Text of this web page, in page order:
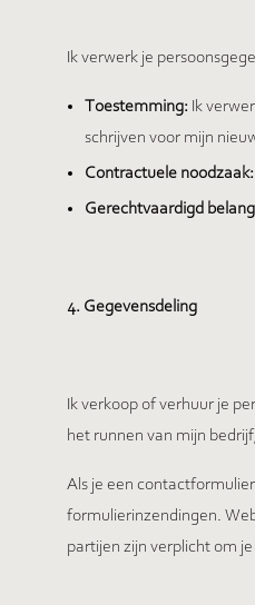
Ik verwerk je
Toestemming: Ik
schrijven voor mijn
Contractuele noodzaak:
Gerechtvaardigd
4. Gegevensdeling
Ik verkoop of verhuur je
het runnen van mijn
Als je een
formulierinzendingen.
partijen zijn verplicht om